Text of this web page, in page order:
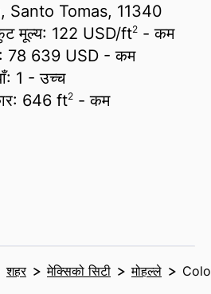
Santo Tomas, 11340
मूल्य: 122 USD/ft2 - कम
78 639 USD - कम
1 - उच्च
646 ft2 - कम
शहर मेक्सिको सिटी मोहल्ले